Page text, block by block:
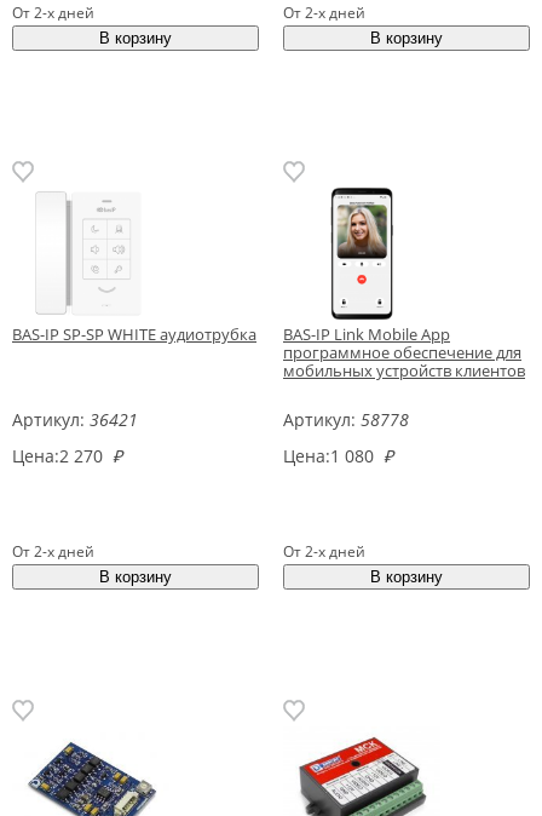
От 2-х дней От 2-х дней
BAS-IP SP-SP WHITE аудиотрубка
Артикул: 36421
Цена:2 270 ₽
От 2-х дней
BAS-IP Link Mobile App
программное обеспечение для
мобильных устройств клиентов
Артикул: 58778
Цена:1 080 ₽
От 2-х дней